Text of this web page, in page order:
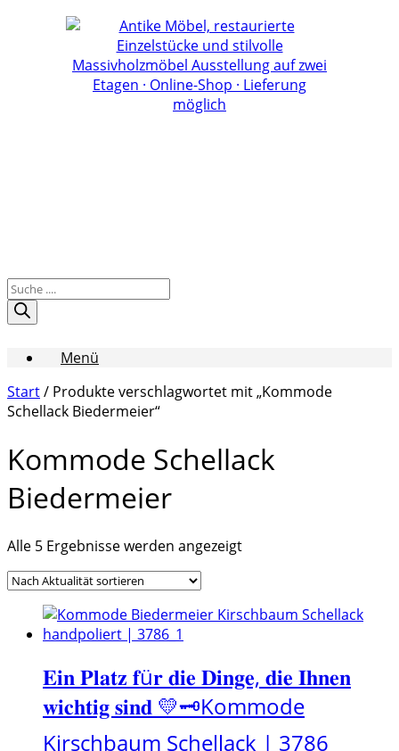
Products
search
Menü
Start/ Produkte verschlagwortet mit „Kommode
Schellack Biedermeier“
Kommode Schellack
Biedermeier
Alle 5 Ergebnisse werden angezeigtNach
𝐄𝐢𝐧 𝐏𝐥𝐚𝐭𝐳 𝐟ü𝐫 𝐝𝐢𝐞 𝐃𝐢𝐧𝐠𝐞, 𝐝𝐢𝐞 𝐈𝐡𝐧𝐞𝐧
𝐰𝐢𝐜𝐡𝐭𝐢𝐠 𝐬𝐢𝐧𝐝 💛🗝️Kommode
Kirschbaum Schellack | 3786